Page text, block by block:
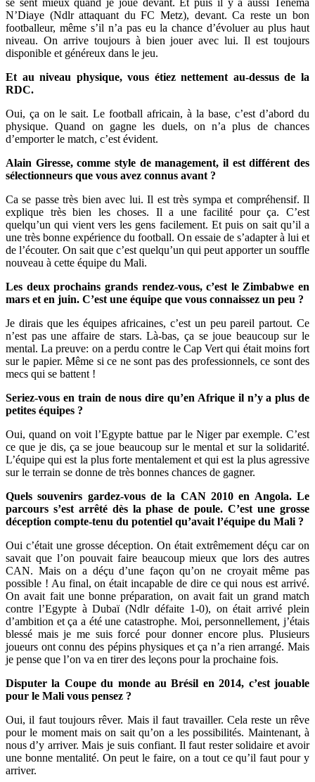
se sent mieux quand je joue devant. Et puis il y a aussi Tenema
N’Diaye (Ndlr attaquant du FC Metz), devant. Ca reste un bon
footballeur, même s’il n’a pas eu la chance d’évoluer au plus haut
niveau. On arrive toujours à bien jouer avec lui. Il est toujours
disponible et généreux dans le jeu.
Et au niveau physique, vous étiez nettement au-dessus de la
RDC.
Oui, ça on le sait. Le football africain, à la base, c’est d’abord du
physique. Quand on gagne les duels, on n’a plus de chances
d’emporter le match, c’est évident.
Alain Giresse, comme style de management, il est différent des
sélectionneurs que vous avez connus avant ?
Ca se passe très bien avec lui. Il est très sympa et compréhensif. Il
explique très bien les choses. Il a une facilité pour ça. C’est
quelqu’un qui vient vers les gens facilement. Et puis on sait qu’il a
une très bonne expérience du football. On essaie de s’adapter à lui et
de l’écouter. On sait que c’est quelqu’un qui peut apporter un souffle
nouveau à cette équipe du Mali.
Les deux prochains grands rendez-vous, c’est le Zimbabwe en
mars et en juin. C’est une équipe que vous connaissez un peu ?
Je dirais que les équipes africaines, c’est un peu pareil partout. Ce
n’est pas une affaire de stars. Là-bas, ça se joue beaucoup sur le
mental. La preuve: on a perdu contre le Cap Vert qui était moins fort
sur le papier. Même si ce ne sont pas des professionnels, ce sont des
mecs qui se battent !
Seriez-vous en train de nous dire qu’en Afrique il n’y a plus de
petites équipes ?
Oui, quand on voit l’Egypte battue par le Niger par exemple. C’est
ce que je dis, ça se joue beaucoup sur le mental et sur la solidarité.
L’équipe qui est la plus forte mentalement et qui est la plus agressive
sur le terrain se donne de très bonnes chances de gagner.
Quels souvenirs gardez-vous de la CAN 2010 en Angola. Le
parcours s’est arrêté dès la phase de poule. C’est une grosse
déception compte-tenu du potentiel qu’avait l’équipe du Mali ?
Oui c’était une grosse déception. On était extrêmement déçu car on
savait que l’on pouvait faire beaucoup mieux que lors des autres
CAN. Mais on a déçu d’une façon qu’on ne croyait même pas
possible ! Au final, on était incapable de dire ce qui nous est arrivé.
On avait fait une bonne préparation, on avait fait un grand match
contre l’Egypte à Dubaï (Ndlr défaite 1-0), on était arrivé plein
d’ambition et ça a été une catastrophe. Moi, personnellement, j’étais
blessé mais je me suis forcé pour donner encore plus. Plusieurs
joueurs ont connu des pépins physiques et ça n’a rien arrangé. Mais
je pense que l’on va en tirer des leçons pour la prochaine fois.
Disputer la Coupe du monde au Brésil en 2014, c’est jouable
pour le Mali vous pensez ?
Oui, il faut toujours rêver. Mais il faut travailler. Cela reste un rêve
pour le moment mais on sait qu’on a les possibilités. Maintenant, à
nous d’y arriver. Mais je suis confiant. Il faut rester solidaire et avoir
une bonne mentalité. On peut le faire, on a tout ce qu’il faut pour y
arriver.